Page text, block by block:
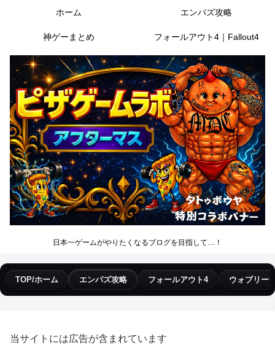
日本一ゲームがやりたくなるブログを目指して…！
ホーム エンパズ攻略
神ゲーまとめ フォールアウト4｜Fallout4
TOP/ホーム エンパズ攻略 フォールアウト4 ウォブリー
当サイトには広告が含まれています